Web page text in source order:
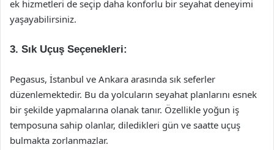
ek hizmetleri de seçip daha konforlu bir seyahat deneyimi
yaşayabilirsiniz.
3. Sık Uçuş Seçenekleri:
Pegasus, İstanbul ve Ankara arasında sık seferler
düzenlemektedir. Bu da yolcuların seyahat planlarını esnek
bir şekilde yapmalarına olanak tanır. Özellikle yoğun iş
temposuna sahip olanlar, diledikleri gün ve saatte uçuş
bulmakta zorlanmazlar.